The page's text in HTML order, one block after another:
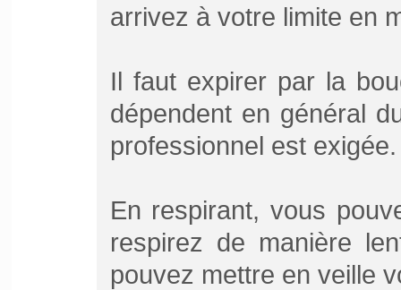
arrivez à votre limite en
Il faut expirer par la
dépendent en général
professionnel est exigée.
En respirant, vous
respirez de manière
pouvez mettre en veille